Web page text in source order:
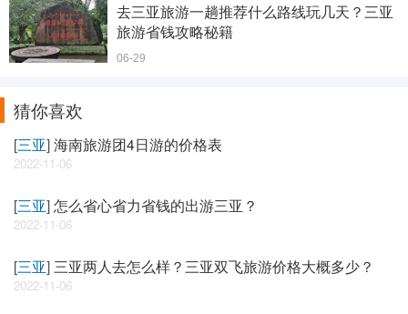
去三亚旅游一趟推荐什么路线玩几天？三亚
旅游省钱攻略秘籍
06-29
猜你喜欢
[三亚]海南旅游团4日游的价格表
2022-11-06
[三亚]怎么省心省力省钱的出游三亚？
2022-11-06
[三亚] 三亚两人去怎么样？三亚双飞旅游价格大概多少？
2022-11-06